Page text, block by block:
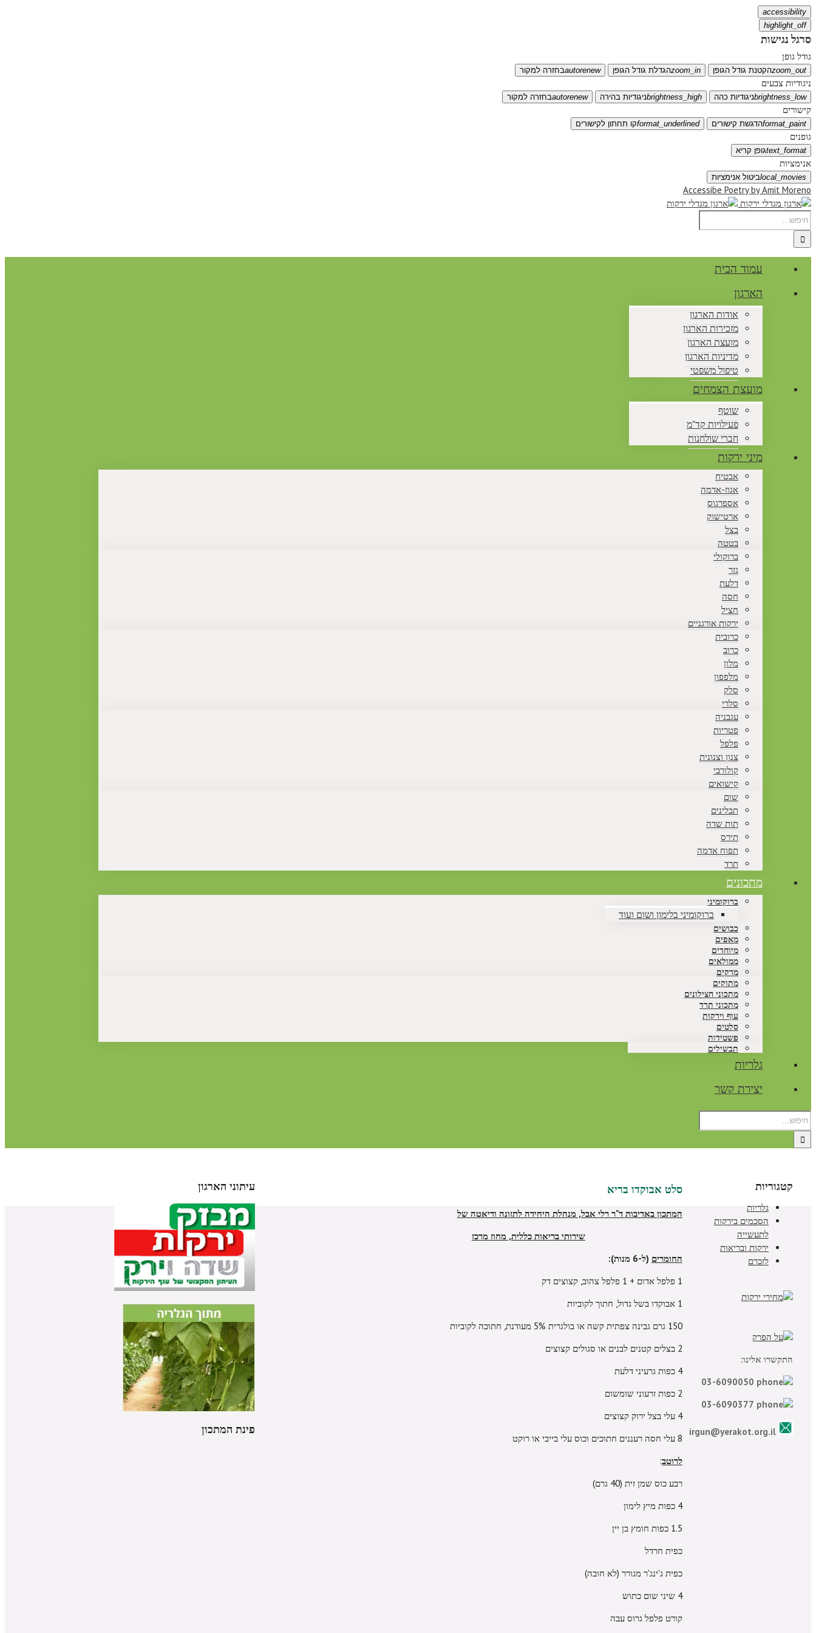
accessibility
highlight_off
סרגל נגישות
גודל גופן
zoom_outהקטנת גודל הגופן zoom_inהגדלת גודל הגופן autorenewבחזרה למקור
ניגודיות צבעים
brightness_lowניגודיות כהה brightness_highניגודיות בהירה autorenewבחזרה למקור
קישורים
format_paintהדגשת קישורים format_underlinedקו תחתון לקישורים
גופנים
text_formatגופן קריא
אנימציות
local_moviesביטול אנימציות
Accessibe Poetry by Amit Moreno
עמוד הבית
הארגון
אודות הארגון
מזכירות הארגון
מועצת הארגון
מדיניות הארגון
טיפול משפטי
מועצת הצמחים
שוטף
פעילויות קד"מ
חברי שולחנות
מיני ירקות
אבטיח
אגוז-אדמה
אספרגוס
ארטישוק
בצל
בטטה
ברוקולי
גזר
דלעת
חסה
חציל
ירקות אורגניים
כרובית
כרוב
מלון
מלפפון
סלק
סלרי
עגבניה
פטריות
פלפל
צנון וצנונית
קולורבי
קישואים
שום
תבלינים
תות שדה
תירס
תפוח אדמה
תרד
מתכונים
ברוקומיני
ברוקומיני בלימון ושום ועוד
כבושים
מאפים
מיוחדים
ממולאים
מרקים
מתוקים
מתכוני חצילונים
מתכוני תרד
עוף וירקות
סלטים
פשטידות
תבשילים
גלריות
יצירת קשר
סלט אבוקדו בריא
המתכון באדיבות ד"ר רלי אבל, מנהלת היחידה לתזונה ודיאטה של
שירותי בריאות כללית, מחוז מרכז
החומרים (ל-6 מנות):
1 פלפל אדום + 1 פלפל צהוב, קצוצים דק
1 אבוקדו בשל גדול, חתוך לקוביות
150 גרם גבינה צפתית קשה או בולגרית 5% מעודנת, חתוכה לקוביות
2 בצלים קטנים לבנים או סגולים קצוצים
4 כפות גרעיני דלעת
2 כפות זרעוני שומשום
4 עלי בצל ירוק קצוצים
8 עלי חסה רעננים חתוכים וכוס עלי בייבי או רוקט
לרוטב:
רבע כוס שמן זית (40 גרם)
4 כפות מיץ לימון
1.5 כפות חומץ בן יין
כפית חרדל
כפית ג'ינג'ר מגורר (לא חובה)
4 שיני שום כתוש
קורט פלפל גרוס עבה
עיתוני הארגון
פינת המתכון
קטגוריות
גלריות
הסכמים בירקות
לתעשייה
ירקות ובריאות
לזכרם
התקשרו אלינו: